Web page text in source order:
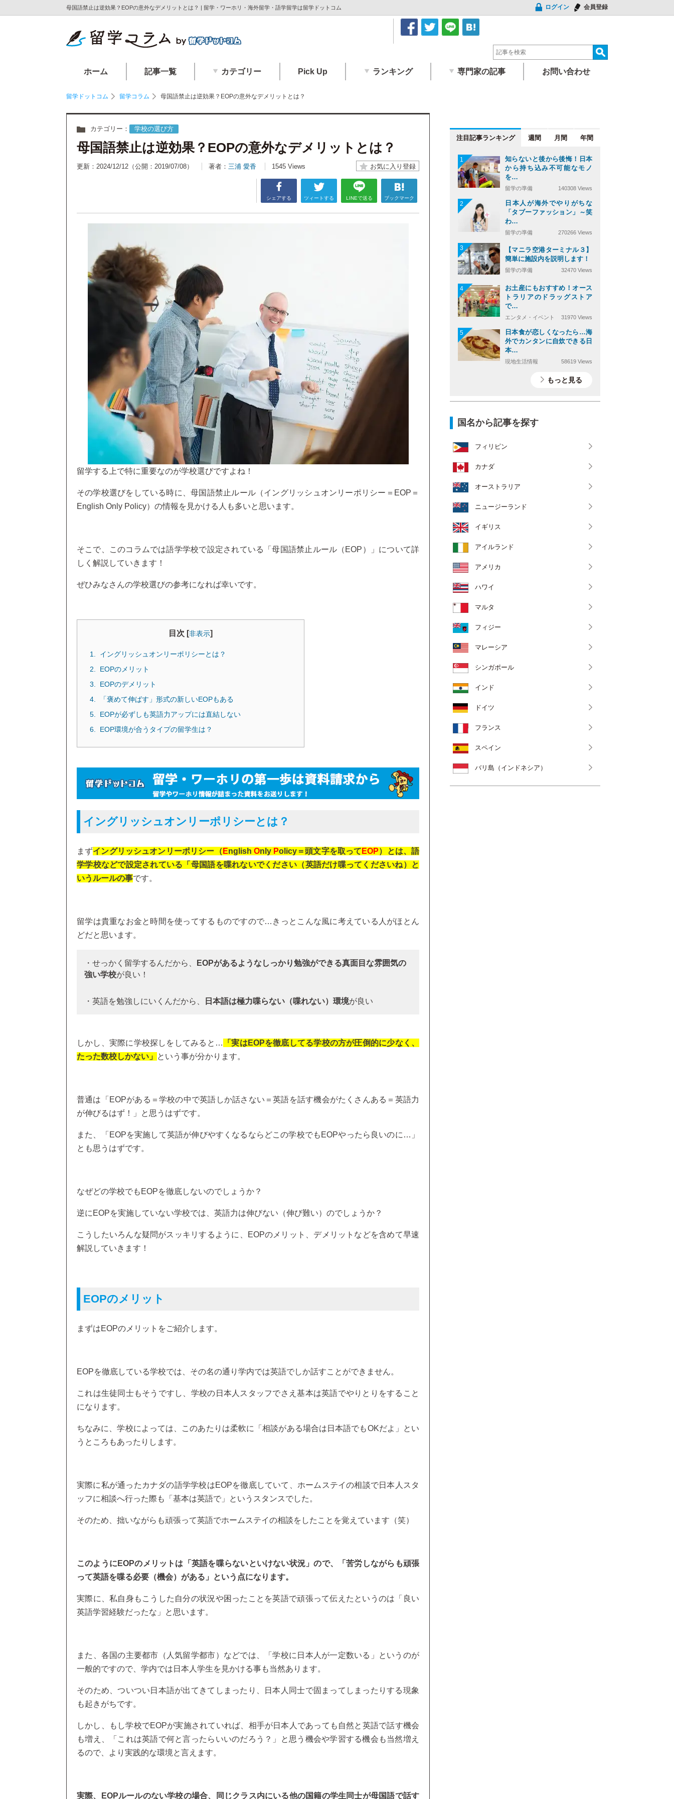
母国語禁止は逆効果？EOPの意外なデメリットとは？ | 留学・ワーホリ・海外留学・語学留学は留学ドットコム ログイン 会員登録
ホーム 記事一覧 カテゴリー Pick Up ランキング 専門家の記事 お問い合わせ
留学ドットコム 留学コラム 母国語禁止は逆効果？EOPの意外なデメリットとは？
カテゴリー： 学校の選び方
母国語禁止は逆効果？EOPの意外なデメリットとは？
更新：2024/12/12 （公開：2019/07/08） 著者： 三浦 愛香 1545 Views
シェアする ツィートする LINEで送る ブックマーク
留学する上で特に重要なのが学校選びですよね！
その学校選びをしている時に、母国語禁止ルール（イングリッシュオンリーポリシー＝EOP＝
English Only Policy）の情報を見かける人も多いと思います。
そこで、このコラムでは語学学校で設定されている「母国語禁止ルール（EOP）」について詳
しく解説していきます！
ぜひみなさんの学校選びの参考になれば幸いです。
目次 [非表示]
イングリッシュオンリーポリシーとは？
EOPのメリット
EOPのデメリット
「褒めて伸ばす」形式の新しいEOPもある
EOPが必ずしも英語力アップには直結しない
EOP環境が合うタイプの留学生は？
イングリッシュオンリーポリシーとは？
まずイングリッシュオンリーポリシー（ English Only Policy＝頭文字を取って EOP）とは、語
学学校などで設定されている「母国語を喋れないでください（英語だけ喋ってくださいね）と
いうルールの事です。
留学は貴重なお金と時間を使ってするものですので…きっとこんな風に考えている人がほとん
どだと思います。
・せっかく留学するんだから、
EOPがあるようなしっかり勉強ができる真面目な雰囲気の
強い学校が良い！
・英語を勉強しにいくんだから、 日本語は極力喋らない（喋れない）環境が良い
しかし、実際に学校探しをしてみると…
「実はEOPを徹底してる学校の方が圧倒的に少なく、
たった数校しかない」
という事が分かります。
普通は「EOPがある＝学校の中で英語しか話さない＝英語を話す機会がたくさんある＝英語力
が伸びるはず！」と思うはずです。
また、「EOPを実施して英語が伸びやすくなるならどこの学校でもEOPやったら良いのに…」
とも思うはずです。
なぜどの学校でもEOPを徹底しないのでしょうか？
逆にEOPを実施していない学校では、英語力は伸びない（伸び難い）のでしょうか？
こうしたいろんな疑問がスッキリするように、EOPのメリット、デメリットなどを含めて早速
解説していきます！
EOPのメリット
まずはEOPのメリットをご紹介します。
EOPを徹底している学校では、その名の通り学内では英語でしか話すことができません。
これは生徒同士もそうですし、学校の日本人スタッフでさえ基本は英語でやりとりをすること
になります。
ちなみに、学校によっては、このあたりは柔軟に「相談がある場合は日本語でもOKだよ」とい
うところもあったりします。
実際に私が通ったカナダの語学学校はEOPを徹底していて、ホームステイの相談で日本人スタ
ッフに相談へ行った際も「基本は英語で」というスタンスでした。
そのため、拙いながらも頑張って英語でホームステイの相談をしたことを覚えています（笑）
このようにEOPのメリットは「英語を喋らないといけない状況」ので、「苦労しながらも頑張
って英語を喋る必要（機会）がある」という点になります。
実際に、私自身もこうした自分の状況や困ったことを英語で頑張って伝えたというのは「良い
英語学習経験だったな」と思います。
また、各国の主要都市（人気留学都市）などでは、「学校に日本人が一定数いる」というのが
一般的ですので、学内では日本人学生を見かける事も当然あります。
そのため、ついつい日本語が出てきてしまったり、日本人同士で固まってしまったりする現象
も起きがちです。
しかし、もし学校でEOPが実施されていれば、相手が日本人であっても自然と英語で話す機会
も増え、「これは英語で何と言ったらいいのだろう？」と思う機会や学習する機会も当然増え
るので、より実践的な環境と言えます。
実際、EOPルールのない学校の場合、同じクラス内にいる他の国籍の学生同士が母国語で話す
注目記事 週間 月間 年間
1
知らないと後から後悔！日本
から持ち込み不可能なモノ
を…
留学の準備 140308 Views
2
日本人が海外でやりがちな
「タブーファッション」～笑
わ…
留学の準備 270266 Views
3
【マニラ空港ターミナル３】
簡単に施設内を説明します！
留学の準備 32470 Views
4
お土産にもおすすめ！オース
トラリアのドラッグストア
で…
エンタメ・イベント 31970 Views
5
日本食が恋しくなったら…海
外でカンタンに自炊できる日
本…
現地生活情報 58619 Views
もっと見る
国名から記事を探す
フィリピン
カナダ
オーストラリア
ニュージーランド
イギリス
アイルランド
アメリカ
ハワイ
マルタ
フィジー
マレーシア
シンガポール
インド
ドイツ
フランス
スペイン
バリ島（インドネシア）